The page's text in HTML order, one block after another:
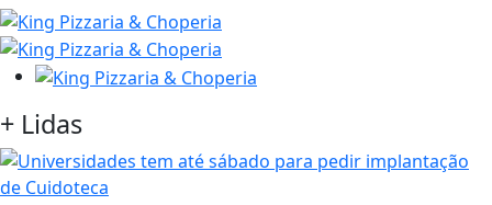
+ Lidas